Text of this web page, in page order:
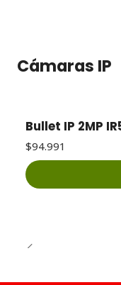
Cámaras IP
Bullet IP 2MP
$94.991